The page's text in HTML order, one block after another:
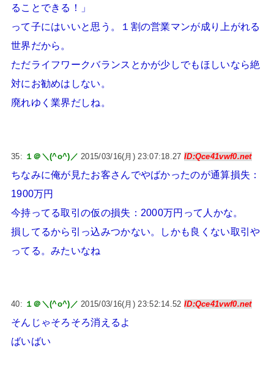
ることできる！」
って子にはいいと思う。１割の営業マンが成り上がれる
世界だから。
ただライフワークバランスとかが少しでもほしいなら絶
対にお勧めはしない。
廃れゆく業界だしね。
35: １＠＼(^o^)／ 2015/03/16(月) 23:07:18.27 ID:Qce41vwf0.net
ちなみに俺が見たお客さんでやばかったのが通算損失：
1900万円
今持ってる取引の仮の損失：2000万円って人かな。
損してるから引っ込みつかない。しかも良くない取引や
ってる。みたいなね
40: １＠＼(^o^)／ 2015/03/16(月) 23:52:14.52 ID:Qce41vwf0.net
そんじゃそろそろ消えるよ
ばいばい